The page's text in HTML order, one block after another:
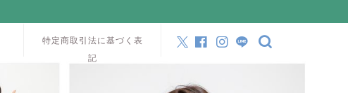
特定商取引法に基づく表
記